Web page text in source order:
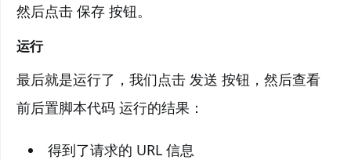
然后点击 保存 按钮。
运行
最后就是运行了，我们点击 发送 按钮，然后查看
前后置脚本代码 运行的结果：
得到了请求的 URL 信息